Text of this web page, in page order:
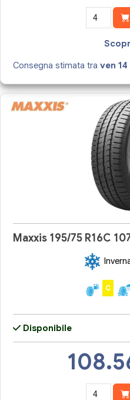
Consegna stimata traven
Maxxis 195/75 R16C
C
Disponibile